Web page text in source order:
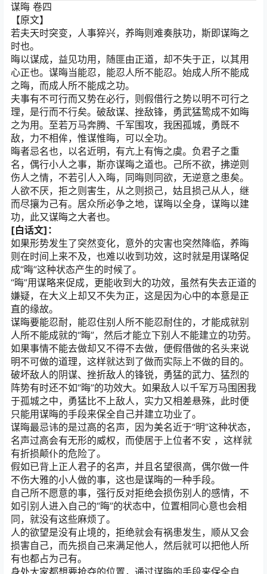
谋晦 卷四
【原文】
若夫天时突变，人事猝兴，养晦则难奏肤功，斯即谋晦之
时也。
晦以谋成，益见功用，随匪由正道，却不失于正，以其用
心正也。谋晦当能忍，能忍人所不能忍。始成人所不能成
之晦，而成人所不能成之功。
夫事有不可行而又势在必行，则假借行之势以明不可行之
理，是行而不行矣。破敌谋、挫敌锋，勇武猛鸷成不如晦
之为用。至若万马奔腾、千军围攻，我困孤城，勇既不
敌，力不相侔，惟谋惟晦，可以全功。
晦者忌名也，以名近明，有亢上有悔之虞。负君子之重
名，偶行小人之事，斯亦谋晦之道也。己所不欲，拂逆则
伤人之情，不若引人入晦，同晦则同欲，无逆意之患矣。
人欲不厌，拒之则害生，从之则损己，姑且损己从人，继
而尽攘为己有。居众所必争之地，谋晦以全身，谋晦以建
功，此又谋晦之大者也。
[白话文]：
如果形势发生了突然变化，意外的灾害也突然降临，养晦
则在时间上来不及，也难以收到功效，这时就是用谋略促
成“晦”这种状态产生的时候了。
“晦”用谋略来促成，更能收到大的功效，虽然有失去正道的
嫌疑，在大义上却又不失为正，这是因为心中的本意是正
直的缘故。
谋晦要能忍耐，能忍住别人所不能忍耐住的，才能成就别
人所不能成就的“晦”，然后才能立下别人不能建立的功劳。
如果事情不能去做却又不得不去做，便假借做的名头来说
明不可做的道理，这样就达到了做而实际上不做的目的。
破坏敌人的阴谋、挫折敌人的锋锐，勇猛的武力、猛烈的
阵势有时还不如“晦”的功效大。如果敌人以千军万马围困我
于孤城之中，勇猛比不上敌人，实力又相差悬殊，此时便
只能用谋晦的手段来保全自己并建立功业了。
谋晦最忌讳的是过高的名声，因为美名近于“明”这种状态，
名声过高会有无形的威权，而使居于上位者不安 ，这样就
有折损颠仆的危险了。
假如已背上正人君子的名声，并且名望很高，偶尔做一件
不伤大雅的小人做的事，这也是谋晦的一种手段。
自己所不愿意的事，强行反对拒绝会损伤别人的感情，不
如引别人进入自己的“晦”的状态中，位置相同心意也会相
同，就没有这些麻烦了。
人的欲望是没有止境的，拒绝就会有祸患发生，顺从又会
损害自己，而先损自己来满足他人，然后就可以把他人所
有也都占为己有。